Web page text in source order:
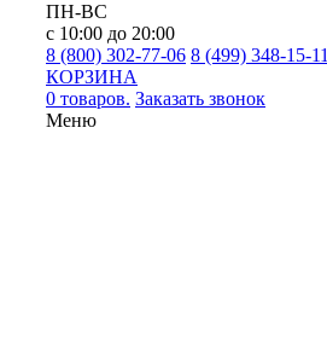
ПН-ВС
с 10:00 до 20:00
8 (800) 302-77-06 8 (499) 348-15-11
КОРЗИНА
0 товаров. Заказать звонок
Меню